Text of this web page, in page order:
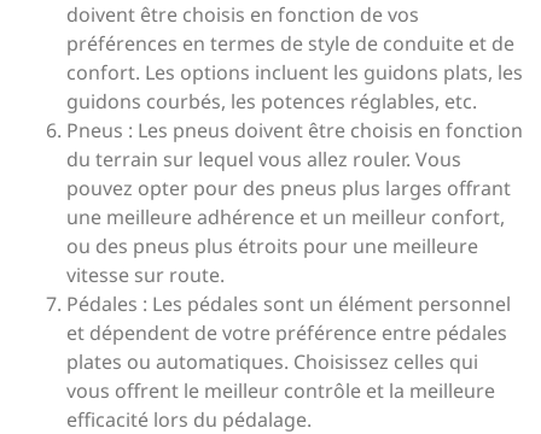
doivent être choisis en fonction de vos
préférences en termes de style de conduite et de
confort. Les options incluent les guidons plats, les
guidons courbés, les potences réglables, etc.
Pneus : Les pneus doivent être choisis en fonction
du terrain sur lequel vous allez rouler. Vous
pouvez opter pour des pneus plus larges offrant
une meilleure adhérence et un meilleur confort,
ou des pneus plus étroits pour une meilleure
vitesse sur route.
Pédales : Les pédales sont un élément personnel
et dépendent de votre préférence entre pédales
plates ou automatiques. Choisissez celles qui
vous offrent le meilleur contrôle et la meilleure
efficacité lors du pédalage.